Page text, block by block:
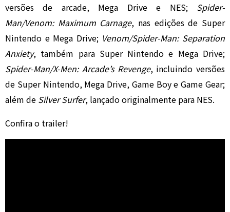
versões de arcade, Mega Drive e NES; Spider-
Man/Venom: Maximum Carnage, nas edições de Super
Nintendo e Mega Drive; Venom/Spider-Man: Separation
Anxiety, também para Super Nintendo e Mega Drive;
Spider-Man/X-Men: Arcade’s Revenge, incluindo versões
de Super Nintendo, Mega Drive, Game Boy e Game Gear;
além de Silver Surfer, lançado originalmente para NES.
Confira o trailer!